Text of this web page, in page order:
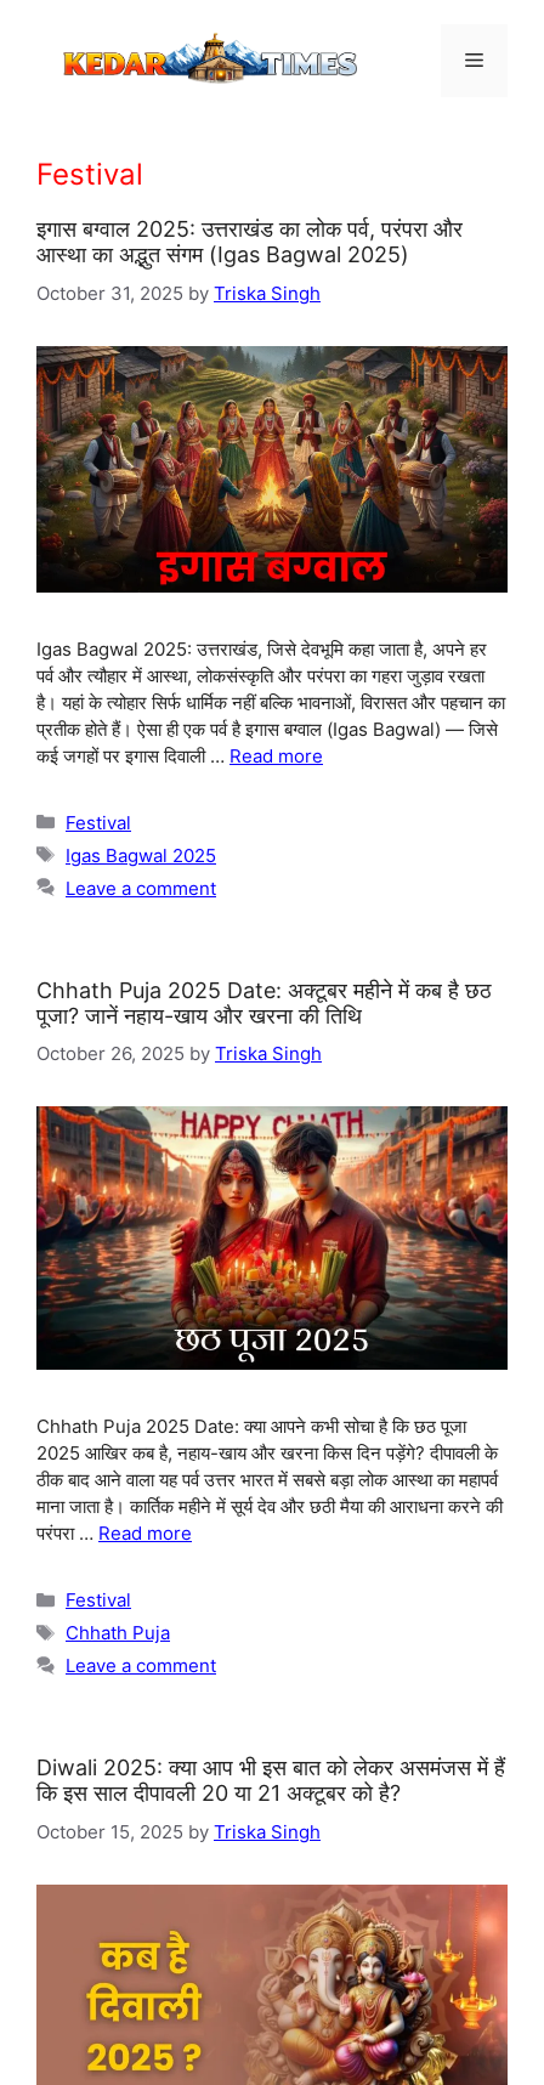
Menu
Festival
इगास बग्वाल 2025: उत्तराखंड का लोक पर्व, परंपरा और
आस्था का अद्भुत संगम (Igas Bagwal 2025)
October 31, 2025 by Triska Singh
Igas Bagwal 2025: उत्तराखंड, जिसे देवभूमि कहा जाता है, अपने हर
पर्व और त्यौहार में आस्था, लोकसंस्कृति और परंपरा का गहरा जुड़ाव रखता
है। यहां के त्योहार सिर्फ धार्मिक नहीं बल्कि भावनाओं, विरासत और पहचान का
प्रतीक होते हैं। ऐसा ही एक पर्व है इगास बग्वाल (Igas Bagwal) — जिसे
कई जगहों पर इगास दिवाली … Read more
Categories
Festival
Tags
Igas Bagwal 2025
Leave a comment
Chhath Puja 2025 Date: अक्टूबर महीने में कब है छठ
पूजा? जानें नहाय-खाय और खरना की तिथि
October 26, 2025 by Triska Singh
Chhath Puja 2025 Date: क्या आपने कभी सोचा है कि छठ पूजा
2025 आखिर कब है, नहाय-खाय और खरना किस दिन पड़ेंगे? दीपावली के
ठीक बाद आने वाला यह पर्व उत्तर भारत में सबसे बड़ा लोक आस्था का महापर्व
माना जाता है। कार्तिक महीने में सूर्य देव और छठी मैया की आराधना करने की
परंपरा … Read more
Categories
Festival
Tags
Chhath Puja
Leave a comment
Diwali 2025: क्या आप भी इस बात को लेकर असमंजस में हैं
कि इस साल दीपावली 20 या 21 अक्टूबर को है?
October 15, 2025 by Triska Singh